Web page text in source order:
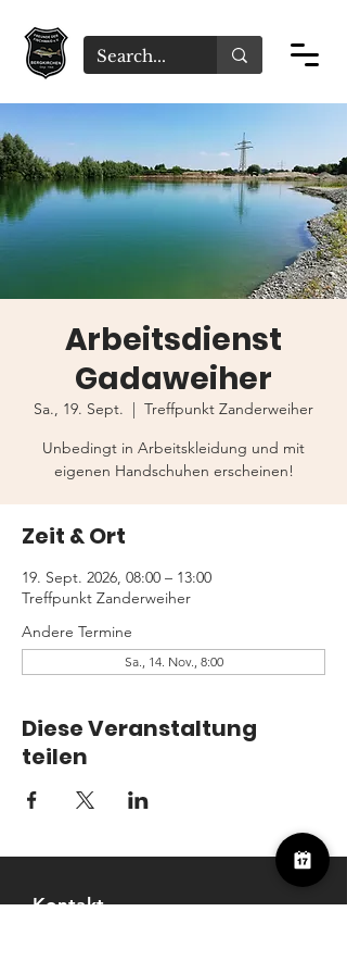
Arbeitsdienst
Gadaweiher
Sa., 19. Sept.
  |
Treffpunkt Zanderweiher
Unbedingt in Arbeitskleidung und mit
eigenen Handschuhen erscheinen!
Zeit & Ort
19. Sept. 2026, 08:00 – 13:00
Treffpunkt Zanderweiher
Andere Termine
Sa., 14. Nov., 8:00
Diese Veranstaltung
teilen
Kontakt